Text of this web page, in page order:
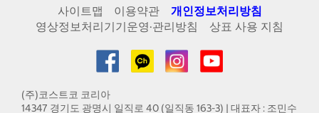
사이트맵 이용약관
개인정보처리방침
영상정보처리기기운영·관리방침
상표 사용 지침
(주)코스트코 코리아
14347 경기도 광명시 일직로 40 (일직동 163-3) | 대표자 : 조민수